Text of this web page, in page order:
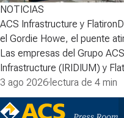
NOTICIAS
ACS Infrastructure y
el Gordie Howe, el puente
de Norteamérica
Las empresas del Grupo
Infrastructure (IRIDIUM) y
celebraron esta semana la
del Puente Internacional
puente atirantado
3 ago 2026· lectura de 4 min